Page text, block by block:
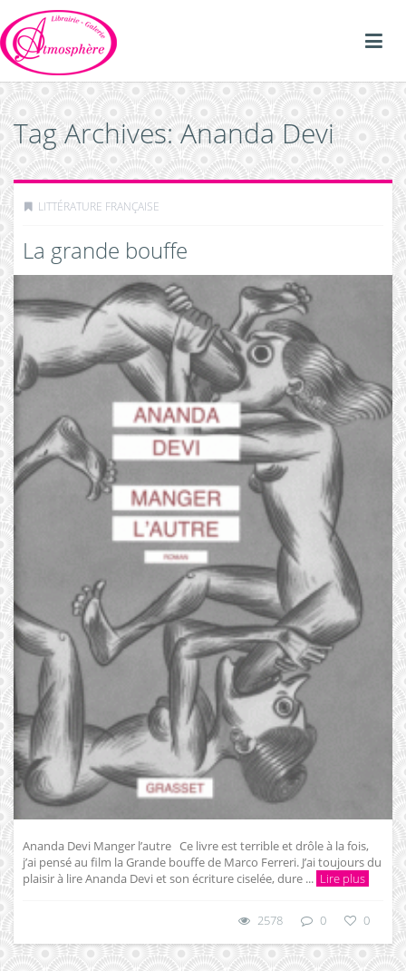
Tag Archives: Ananda Devi
LITTÉRATURE FRANÇAISE
La grande bouffe
Ananda Devi Manger l’autre Ce livre est terrible et drôle à la fois,
j’ai pensé au film la Grande bouffe de Marco Ferreri. J’ai toujours du
plaisir à lire Ananda Devi et son écriture ciselée, dure ... Lire plus
2578 0 0